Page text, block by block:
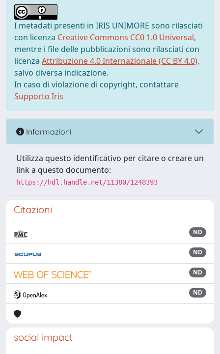
I metadati presenti in IRIS UNIMORE sono rilasciati
con licenza Creative Commons CC0 1.0 Universal,
mentre i file delle pubblicazioni sono rilasciati con
licenza Attribuzione 4.0 Internazionale (CC BY 4.0),
salvo diversa indicazione.
In caso di violazione di copyright, contattare
Supporto Iris
Informazioni
Utilizza questo identificativo per citare o creare un
link a questo documento:
https://hdl.handle.net/11380/1248393
Citazioni
ND
ND
ND
ND
social impact